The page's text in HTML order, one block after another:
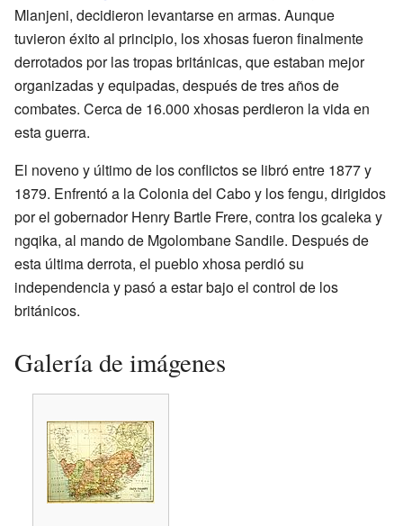
Mlanjeni, decidieron levantarse en armas. Aunque
tuvieron éxito al principio, los xhosas fueron finalmente
derrotados por las tropas británicas, que estaban mejor
organizadas y equipadas, después de tres años de
combates. Cerca de 16.000 xhosas perdieron la vida en
esta guerra.
El noveno y último de los conflictos se libró entre 1877 y
1879. Enfrentó a la Colonia del Cabo y los fengu, dirigidos
por el gobernador Henry Bartle Frere, contra los gcaleka y
ngqika, al mando de Mgolombane Sandile. Después de
esta última derrota, el pueblo xhosa perdió su
independencia y pasó a estar bajo el control de los
británicos.
Galería de imágenes